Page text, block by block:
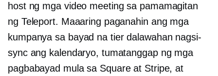
host ng mga video meeting sa pamamagitan
ng Teleport. Maaaring paganahin ang mga
kumpanya sa bayad na tierdalawahan nagsi-
sync ang kalendaryo, tumatanggap ng mga
pagbabayad mula sa Square at Stripe, at